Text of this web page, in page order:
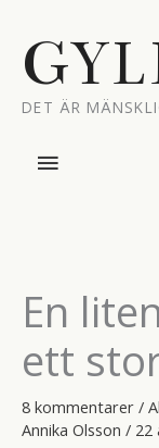
innehåll
DET ÄR
En
ett
8 kommentarer /
Annika Olsson / 22